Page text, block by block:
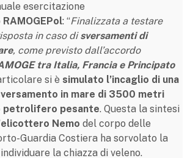
esercitazione
RAMOGEPol: “Finalizzata a testare
in caso disversamenti di
, come previsto dall’accordo
tra Italia, Francia e Principato
si è simulato l’incaglio di una
in mare di 3500 metri
petrolifero pesante. Questa la sintesi
elicottero Nemo del corpo delle
Guardia Costiera ha sorvolato la
la chiazza di veleno.